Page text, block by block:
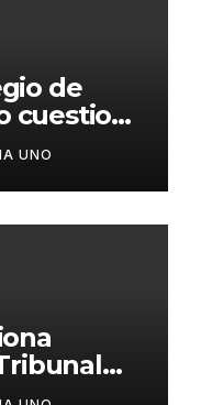
de
cuestiona
UNO